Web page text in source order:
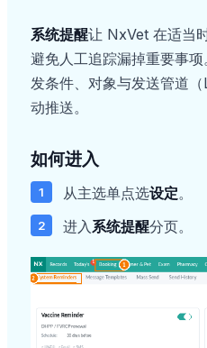
系统提醒让 NxVet 在适当
避免人工追踪漏掉重要事
发条件、对象与发送管道
动推送。
如何进入
从主选单点选设定。
进入系统提醒分页。